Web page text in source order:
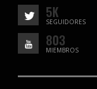
5K
SEGUIDORES
803
MIEMBROS